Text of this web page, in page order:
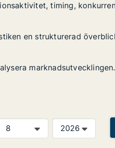
timing,
en strukturerad
marknadsutvecklingen.